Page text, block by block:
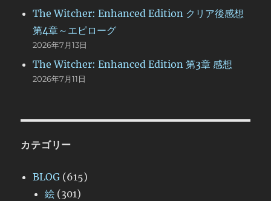
The Witcher: Enhanced Edition クリア後感想
第4章～エピローグ
2026年7月13日
The Witcher: Enhanced Edition 第3章 感想
2026年7月11日
カテゴリー
BLOG (615)
絵 (301)